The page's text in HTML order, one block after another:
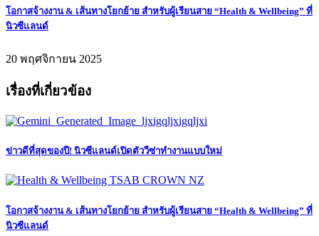
โอกาสจ้างงาน & เส้นทางโยกย้าย สำหรับผู้เรียนสาย “Health & Wellbeing” ที่
นิวซีแลนด์
20 พฤศจิกายน 2025
เรื่องที่เกี่ยวข้อง
ข่าวดีที่สุดของปี! นิวซีแลนด์เปิดตัววีซ่าทำงานแบบใหม่
โอกาสจ้างงาน & เส้นทางโยกย้าย สำหรับผู้เรียนสาย “Health & Wellbeing” ที่
นิวซีแลนด์